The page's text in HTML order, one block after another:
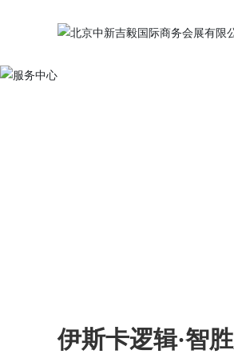
伊斯卡逻辑·智